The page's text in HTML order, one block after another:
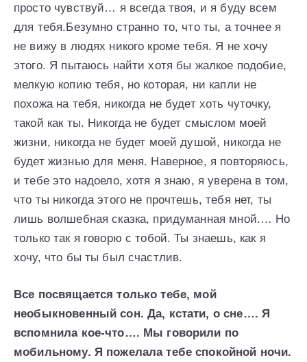
просто чувствуй… я всегда твоя, и я буду всем
для тебя.Безумно странно то, что ты, а точнее я
не вижу в людях никого кроме тебя. Я не хочу
этого. Я пытаюсь найти хотя бы жалкое подобие,
мелкую копию тебя, но которая, ни капли не
похожа на тебя, никогда не будет хоть чуточку,
такой как ты. Никогда не будет смыслом моей
жизни, никогда не будет моей душой, никогда не
будет жизнью для меня. Наверное, я повторяюсь,
и тебе это надоело, хотя я знаю, я уверена в том,
что ты никогда этого не прочтешь, тебя нет, ты
лишь волшебная сказка, придуманная мной.… Но
только так я говорю с тобой. Ты знаешь, как я
хочу, что бы ты был счастлив.
Все посвящается только тебе, мой
необыкновенный сон. Да, кстати, о сне…. Я
вспомнила кое-что…. Мы говорили по
мобильному. Я пожелала тебе спокойной ночи.